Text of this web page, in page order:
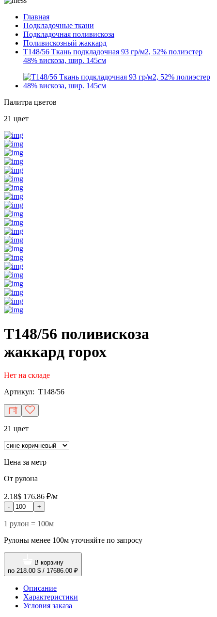
Главная
Подкладочные ткани
Подкладочная поливискоза
Поливискозный жаккард
T148/56 Ткань подкладочная 93 гр/м2, 52% полиэстер
48% вискоза, шир. 145см
Палитра цветов
21 цвет
T148/56 поливискоза
жаккард горох
Нет на складе
Артикул: T148/56
21 цвет
Цена за метр
От рулона
2.18$ 176.86 ₽/м
- +
1 рулон = 100м
Рулоны менее 100м уточняйте по запросу
В корзину
по 218.00 $ / 17686.00 ₽
Описание
Характеристики
Условия заказа